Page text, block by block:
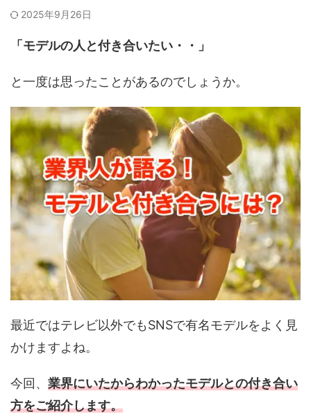
2025年9月26日
「モデルの人と付き合いたい・・」
と一度は思ったことがあるのでしょうか。
最近ではテレビ以外でもSNSで有名モデルをよく見
かけますよね。
今回、 業界にいたからわかったモデルとの付き合い
方をご紹介します。